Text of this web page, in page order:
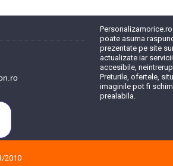
poate asuma
prezentate pe site
actualizate iar
accesibile,
Preturile, ofertele,
imaginile pot fi
prealabila.
2010